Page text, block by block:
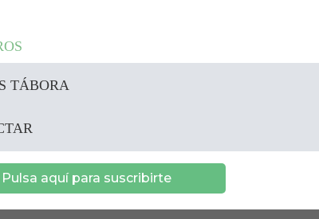
TÁBORA
Pulsa aquí para suscribirte